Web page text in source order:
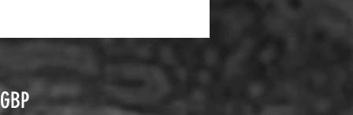
Price